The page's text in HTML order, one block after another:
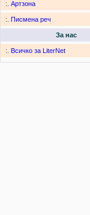
:. Артзона
:. Писмена реч
За нас
:. Всичко за LiterNet